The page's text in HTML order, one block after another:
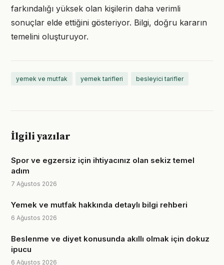
farkındalığı yüksek olan kişilerin daha verimli
sonuçlar elde ettiğini gösteriyor. Bilgi, doğru kararın
temelini oluşturuyor.
yemek ve mutfak yemek tarifleri besleyici tarifler
İlgili yazılar
Spor ve egzersiz için ihtiyacınız olan sekiz temel
adım
7 Ağustos 2026
Yemek ve mutfak hakkında detaylı bilgi rehberi
6 Ağustos 2026
Beslenme ve diyet konusunda akıllı olmak için dokuz
ipucu
6 Ağustos 2026